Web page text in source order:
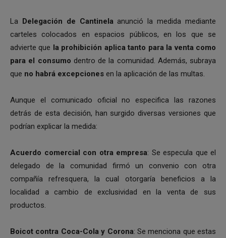
La Delegación de Cantinelaanunció la medida mediante
carteles colocados en espacios públicos, en los que se
advierte que la prohibición aplica tanto para la venta como
para el consumo dentro de la comunidad. Además, subraya
que no habrá excepciones en la aplicación de las multas.
Aunque el comunicado oficial no especifica las razones
detrás de esta decisión, han surgido diversas versiones que
podrían explicar la medida:
Acuerdo comercial con otra empresa: Se especula que el
delegado de la comunidad firmó un convenio con otra
compañía refresquera, la cual otorgaría beneficios a la
localidad a cambio de exclusividad en la venta de sus
productos.
Boicot contra Coca-Cola y Corona: Se menciona que estas